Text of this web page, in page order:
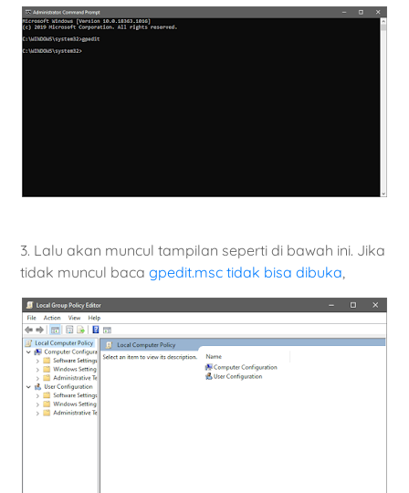
3. Lalu akan muncul tampilan seperti di bawah ini. Jika
tidak muncul baca gpedit.msc tidak bisa dibuka,